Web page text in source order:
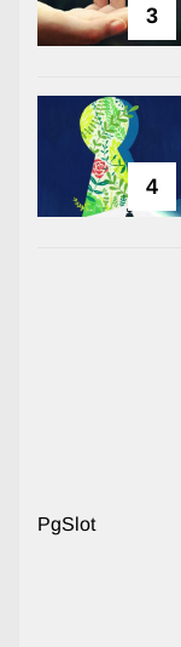
3
4
PgSlot